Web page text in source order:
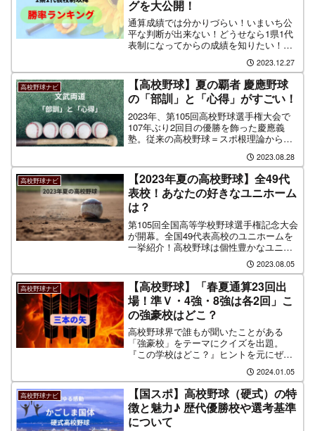
グを大公開！
通算成績では分かりづらい！いまいち公
平な判断が出来ない！どうせなら1県1代
表制になってからの成績を知りたい！そ
んな方のために、この制度が導入された
昭和53年の第60回記念大会から令和5年
の第105回大会までの戦績を切り取り、各
都道府別に勝率ランキングをまとめまし
た。通算勝率と比較してみて、地元勢の
状況を確認してみて下さい。
2023.12.27
高校野球ナビ
【高校野球】夏の覇者 慶應野球
の「部訓」と「心得」がすごい！
2023年、第105回高校野球選手権大会で
107年ぶり2回目の優勝を飾った慶應義
塾。従来の高校野球＝スポ根理論からの
baseball」で新風を吹かせたことが話題
に。そんな慶應野球部の「部訓」と「心
得」が意外とすごいことが判明！
2023.08.28
高校野球ナビ
【2023年夏の高校野球】全49代
表校！あなたの好きなユニホーム
は？
第105回全国高等学校野球選手権記念大会
が開幕。全国49代表高校のユニホームを
一挙紹介！高校野球は個性豊かなユニホ
ームが多数登場する魅力的なイベントで
す。各代表校は独自のカラーリングやデ
ザインを盛り込み、その校章やモットー
を反映させたユニフォームを身に纏いま
す。
2023.08.05
高校野球ナビ
【高校野球】「春夏通算23回出
場！準Ｖ・4強・8強は各2回」こ
の強豪校はどこ？
高校野球界で誰もが聞いたことがある
「強豪校」をテーマにクイズを出題。
『この学校はどこ？』ヒントを元にぜひ
2024.01.05
高校野球ナビ
【国スポ】高校野球（硬式）の特
徴と魅力♪ 歴代優勝校や選考基準
について